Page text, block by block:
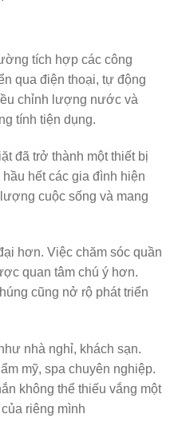
tích hợp các công
qua điện thoại, tự động
chỉnh lượng nước và
tính tiện dụng.
đã trở thành một thiết bị
hết các gia đình hiện
cuộc sống và mang
hơn. Việc chăm sóc quần
quan tâm chú ý hơn.
cũng nở rộ phát triển
nhà nghỉ, khách sạn.
mỹ, spa chuyên nghiệp.
không thể thiếu vắng một
riêng mình